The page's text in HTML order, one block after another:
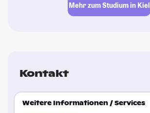
Mehr zum Studium in Kiel
Kontakt
Weitere Informationen / Services